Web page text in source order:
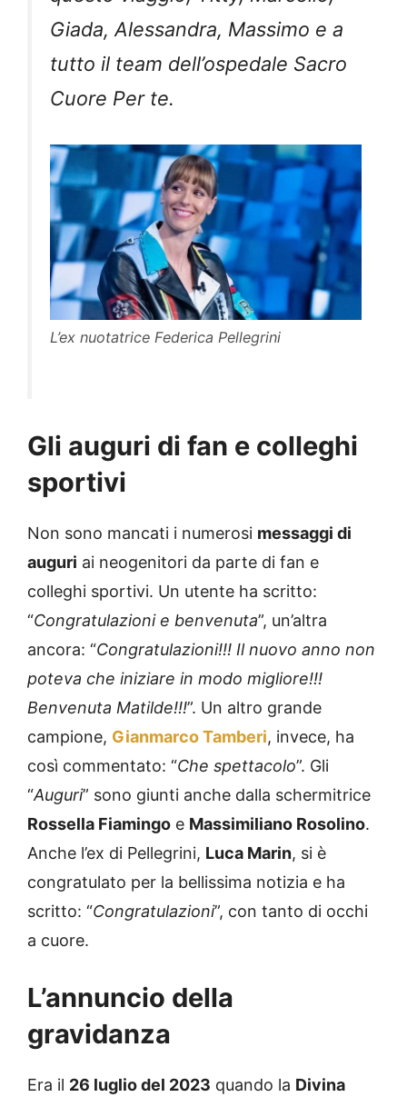
Giada, Alessandra, Massimo e a
tutto il team dell’ospedale Sacro
Cuore Per te.
L’ex nuotatrice Federica Pellegrini
Gli auguri di fan e colleghi
sportivi
Non sono mancati i numerosi messaggi di
auguri ai neogenitori da parte di fan e
colleghi sportivi. Un utente ha scritto:
“Congratulazioni e benvenuta”, un’altra
ancora: “Congratulazioni!!! Il nuovo anno non
poteva che iniziare in modo migliore!!!
Benvenuta Matilde!!!”. Un altro grande
campione, Gianmarco Tamberi, invece, ha
così commentato: “Che spettacolo”. Gli
“Auguri” sono giunti anche dalla schermitrice
Rossella Fiamingo e Massimiliano Rosolino.
Anche l’ex di Pellegrini, Luca Marin, si è
congratulato per la bellissima notizia e ha
scritto: “Congratulazioni”, con tanto di occhi
a cuore.
L’annuncio della
gravidanza
Era il 26 luglio del 2023 quando la Divina